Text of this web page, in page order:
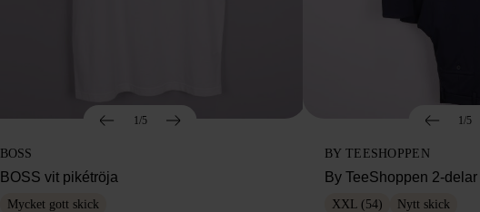
1/5
BOSS
BOSS vit pikétröja
Mycket gott skick
1/5
BY TEESHOPPEN
By TeeShoppen 2-
XXL (54) Nytt skick